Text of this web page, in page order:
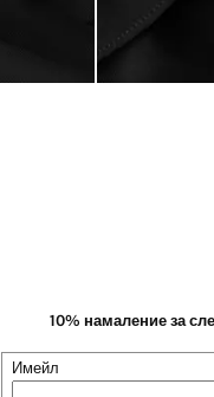
10% намаление за
Имейл